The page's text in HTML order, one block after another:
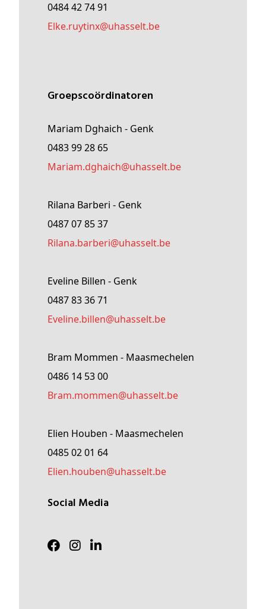
0484 42 74 91
elke.ruytinx@uhasselt.be
Groepscoördinatoren
Mariam Dghaich - Genk
0483 99 28 65
Mariam.dghaich@uhasselt.be
Rilana Barberi - Genk
0487 07 85 37
rilana.barberi@uhasselt.be
Eveline Billen - Genk
0487 83 36 71
Eveline.billen@uhasselt.be
Bram Mommen - Maasmechelen
0486 14 53 00
Bram.mommen@uhasselt.be
Elien Houben - Maasmechelen
0485 02 01 64
Elien.houben@uhasselt.be
Social Media